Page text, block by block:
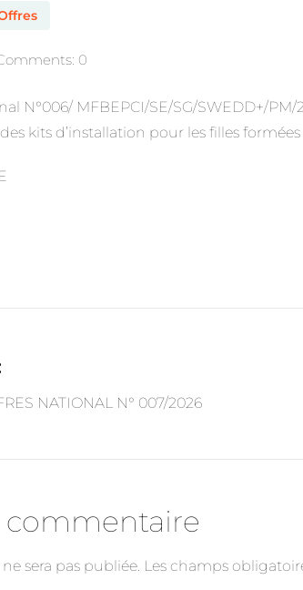
0
N°006/ MFBEPCI/SE/SG/SWEDD+/PM/
kits d’installation pour les filles
NATIONAL N° 007/2026
commentaire
sera pas publiée. Les champs